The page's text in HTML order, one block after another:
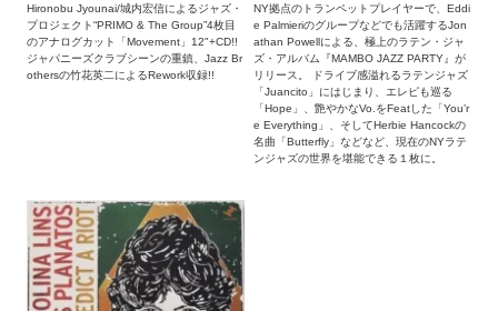
Hironobu Jyounai/城内宏信によるジャズ・
プロジェクト“PRIMO & The Group”4枚目
のアナログカット「Movement」12"+CD!!
ジャパニーズクラブシーンの重鎮、Jazz Br
othersの竹花英二によるRework収録!!
NY拠点のトランペットプレイヤーで、Eddi
e Palmieriのグループなどでも活躍するJon
athan Powellによる、極上のラテン・ジャ
ズ・アルバム『MAMBO JAZZ PARTY』が
リリース。 ドライブ感溢れるラテンジャズ
「Juancito」にはじまり、エレピも巡る
「Hope」、艶やかなVo.をFeatした「You’r
e Everything」、そしてHerbie Hancockの
名曲「Butterfly」などなど、現在のNYラテ
ンジャズの世界を堪能できる１枚に。